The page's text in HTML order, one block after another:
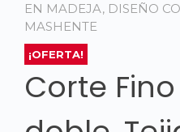
EN MADEJA, DISEÑO
MASHENTE
¡OFERTA!
Corte